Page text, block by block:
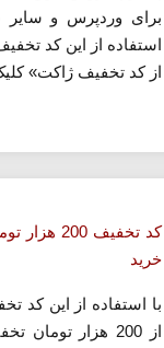
برای وردپرس و
استفاده از این کد
از کد تخفیف ژاکت»
کد تخفیف
خرید
با استفاده از این کد
از 200 هزار